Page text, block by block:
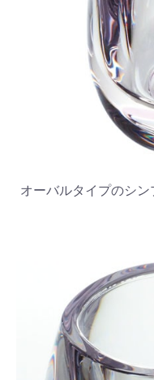
オーバルタイプのシン